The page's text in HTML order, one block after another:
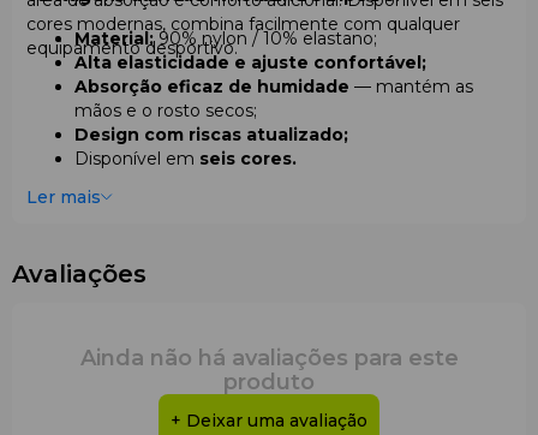
cores modernas, combina facilmente com qualquer
equipamento desportivo.
Material:90% nylon / 10% elastano;
Alta elasticidade e ajuste confortável;
Absorção eficaz de humidade — mantém as
mãos e o rosto secos;
Design com riscas atualizado;
Disponível em seis cores.
Ler mais
Avaliações
Ainda não há avaliações para este
produto
+ Deixar uma avaliação